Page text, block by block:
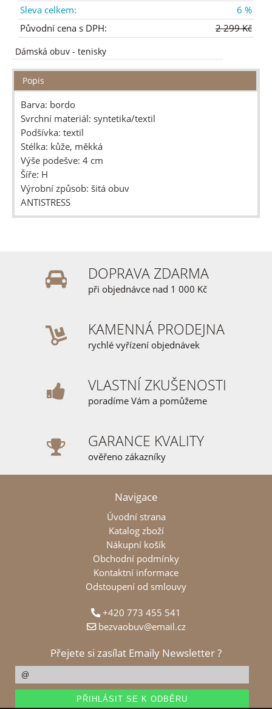
Sleva celkem:
6 %
Původní cena s DPH:
2 299 Kč
Dámská obuv - tenisky
Popis
Barva: bordo
Svrchní materiál: syntetika/textil
Podšívka: textil
Stélka: kůže, měkká
Výše podešve: 4 cm
Šíře: H
Výrobní způsob: šitá obuv
ANTISTRESS
DOPRAVA ZDARMA
při objednávce nad 1 000 Kč
KAMENNÁ PRODEJNA
rychlé vyřízení objednávek
VLASTNÍ ZKUŠENOSTI
poradíme Vám a pomůžeme
GARANCE KVALITY
ověřeno zákazníky
Navigace
Úvodní strana
Katalog zboží
Nákupní košík
Obchodní podmínky
Kontaktní informace
Odstoupení od smlouvy
+420 773 455 541
bezvaobuv@email.cz
Přejete si zasílat Emaily Newsletter ?